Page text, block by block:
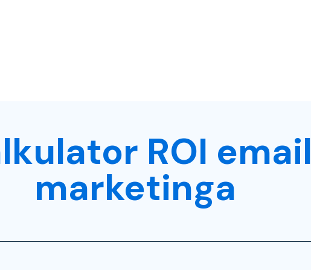
ROI email
marketinga